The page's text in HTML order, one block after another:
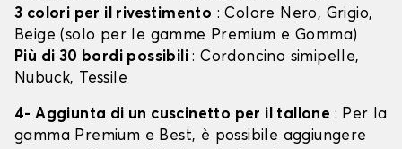
3 colori per il rivestimento : Colore Nero, Grigio,
Beige (solo per le gamme Premium e Gomma)
Più di 30 bordi possibili: Cordoncino simipelle,
Nubuck, Tessile
4- Aggiunta di un cuscinetto per il tallone : Per la
gamma Premium e Best, è possibile aggiungere